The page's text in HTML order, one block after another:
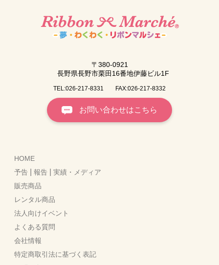
〒380-0921
長野県長野市栗田16番地伊藤ビル1F
TEL:026-217-8331 FAX:026-217-8332
お問い合わせはこちら
HOME
予告 |報告 |実績・メディア
販売商品
レンタル商品
法人向けイベント
よくある質問
会社情報
特定商取引法に基づく表記